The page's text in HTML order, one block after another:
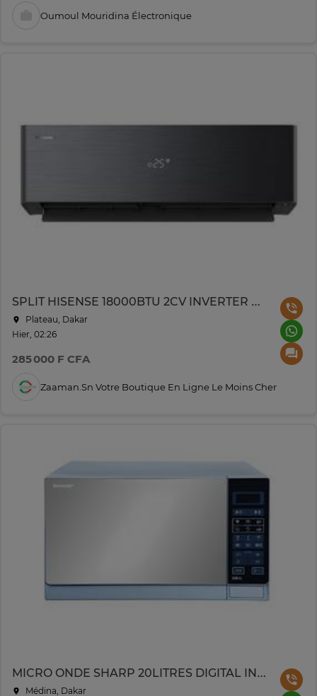
Oumoul Mouridina Électronique
SPLIT HISENSE 18000BTU 2CV INVERTER WIFI R410 NOIR
Plateau, Dakar
Hier, 02:26
285 000 F CFA
Zaaman.sn Votre Boutique En Ligne Le Moins Cher
MICRO ONDE SHARP 20LITRES DIGITAL INOX R20MT(S)
Médina, Dakar